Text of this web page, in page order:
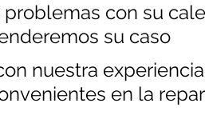
problemas con su
su caso
nuestra
en la